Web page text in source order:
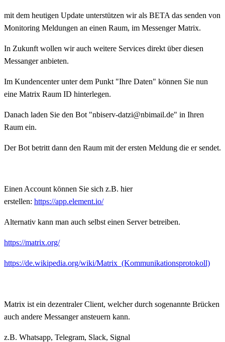
mit dem heutigen Update unterstützen wir als BETA das senden von
Monitoring Meldungen an einen Raum, im Messenger Matrix.
In Zukunft wollen wir auch weitere Services direkt über diesen
Messanger anbieten.
Im Kundencenter unter dem Punkt "Ihre Daten" können Sie nun
eine Matrix Raum ID hinterlegen.
Danach laden Sie den Bot "nbiserv-datzi@nbimail.de" in Ihren
Raum ein.
Der Bot betritt dann den Raum mit der ersten Meldung die er sendet.
Einen Account können Sie sich z.B. hier
erstellen: https://app.element.io/
Alternativ kann man auch selbst einen Server betreiben.
https://matrix.org/
https://de.wikipedia.org/wiki/Matrix_(Kommunikationsprotokoll)
Matrix ist ein dezentraler Client, welcher durch sogenannte Brücken
auch andere Messanger ansteuern kann.
z.B. Whatsapp, Telegram, Slack, Signal